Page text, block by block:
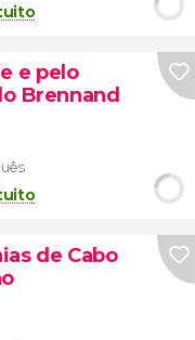
e pelo
Brennand
de Cabo